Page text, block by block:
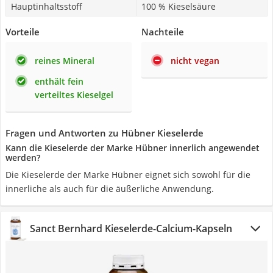
Hauptinhaltsstoff
100 % Kieselsäure
Vorteile
reines Mineral
enthält fein
verteiltes Kieselgel
Nachteile
nicht vegan
Fragen und Antworten zu Hübner Kieselerde
Kann die Kieselerde der Marke Hübner innerlich angewendet
werden?
Die Kieselerde der Marke Hübner eignet sich sowohl für die
innerliche als auch für die äußerliche Anwendung.
Sanct Bernhard Kieselerde-Calcium-Kapseln